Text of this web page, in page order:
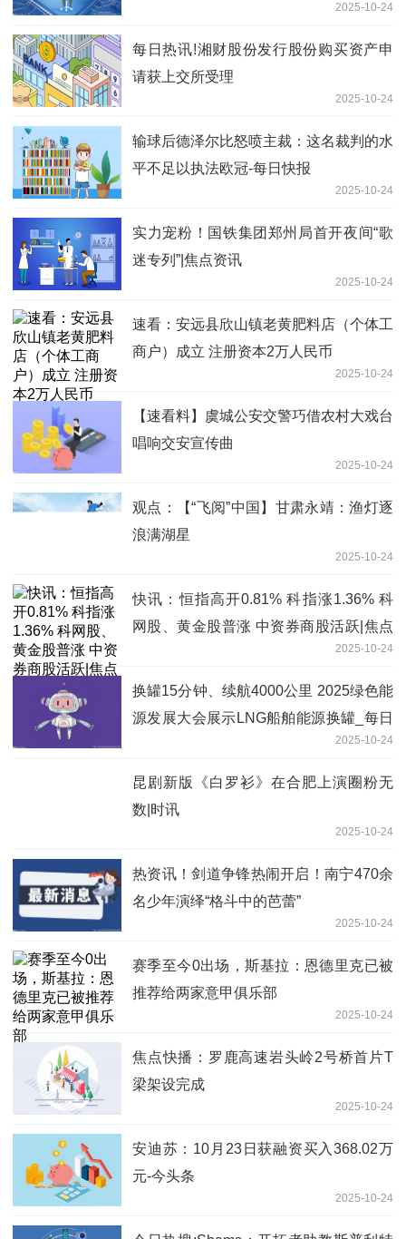
2025-10-24
每日热讯!湘财股份发行股份购买资产申
请获上交所受理
2025-10-24
输球后德泽尔比怒喷主裁：这名裁判的水
平不足以执法欧冠-每日快报
2025-10-24
实力宠粉！国铁集团郑州局首开夜间“歌
迷专列”|焦点资讯
2025-10-24
速看：安远县欣山镇老黄肥料店（个体工
商户）成立 注册资本2万人民币
2025-10-24
【速看料】虞城公安交警巧借农村大戏台
唱响交安宣传曲
2025-10-24
观点：【“飞阅”中国】甘肃永靖：渔灯逐
浪满湖星
2025-10-24
快讯：恒指高开0.81% 科指涨1.36% 科
网股、黄金股普涨 中资券商股活跃|焦点
2025-10-24
换罐15分钟、续航4000公里 2025绿色能
源发展大会展示LNG船舶能源换罐_每日
2025-10-24
昆剧新版《白罗衫》在合肥上演圈粉无
数|时讯
2025-10-24
热资讯！剑道争锋热闹开启！南宁470余
名少年演绎“格斗中的芭蕾”
2025-10-24
赛季至今0出场，斯基拉：恩德里克已被
推荐给两家意甲俱乐部
2025-10-24
焦点快播：罗鹿高速岩头岭2号桥首片T
梁架设完成
2025-10-24
安迪苏：10月23日获融资买入368.02万
元-今头条
2025-10-24